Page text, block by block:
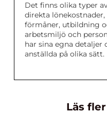
Det finns olika typer
direkta
förmåner, utbildning
arbetsmiljö och
har sina egna detaljer
anställda på olika sätt.
Läs